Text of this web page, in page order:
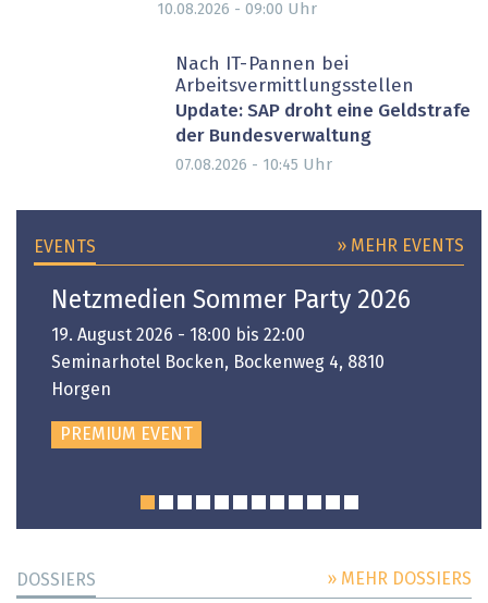
10.08.2026 - 09:00 Uhr
Nach IT-Pannen bei
Arbeitsvermittlungsstellen
Update: SAP droht eine Geldstrafe
der Bundesverwaltung
07.08.2026 - 10:45 Uhr
EVENTS » MEHR EVENTS
Netzmedien Sommer Party 2026
19. August 2026 - 18:00 bis 22:00
Seminarhotel Bocken, Bockenweg 4, 8810
Horgen
PREMIUM EVENT
DOSSIERS » MEHR DOSSIERS